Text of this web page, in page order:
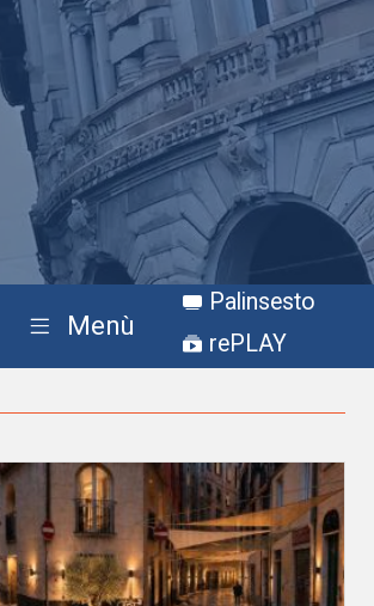
Menù
Palinsesto
rePLAY